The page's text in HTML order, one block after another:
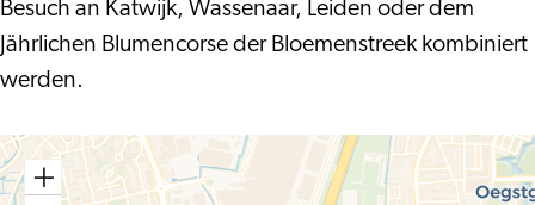
Besuch an Katwijk, Wassenaar, Leiden oder dem
Jährlichen Blumencorse der Bloemenstreek kombiniert
werden.